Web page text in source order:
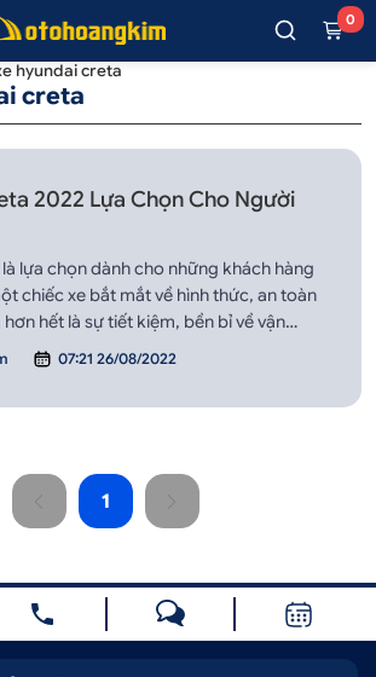
0
hyundai creta
creta
2022 Lựa Chọn Cho Người
lựa chọn dành cho những khách hàng
chiếc xe bắt mắt về hình thức, an toàn
hơn hết là sự tiết kiệm, bền bỉ về vận
07:21 26/08/2022
1